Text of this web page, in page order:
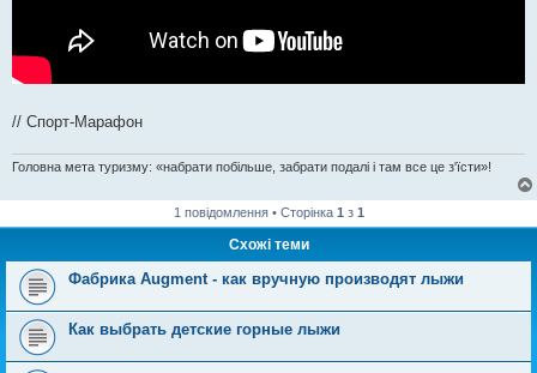
// Спорт-Марафон
Головна мета туризму: «набрати побільше, забрати подалі і там все це з'їсти»!
1 повідомлення • Сторінка 1 з 1
Схожі теми
Фабрика Augment - как вручную производят лыжи
Как выбрать детские горные лыжи